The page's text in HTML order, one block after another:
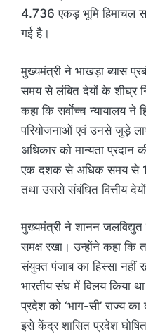
4.736 एकड़ भूमि हिमाचल
गई है।
मुख्यमंत्री ने भाखड़ा ब्यास
समय से लंबित देयों के शीघ्र
कहा कि सर्वाेच्च न्यायालय ने
परियोजनाओं एवं उनसे जुड़े
अधिकार को मान्यता प्रदान
एक दशक से अधिक समय से
तथा उससे संबंधित वित्तीय देयों
मुख्यमंत्री ने शानन जलविद्युत
समक्ष रखा। उन्होंने कहा कि
संयुक्त पंजाब का हिस्सा नहीं
भारतीय संघ में विलय किया
प्रदेश को ‘भाग-सी’ राज्य
इसे केंद्र शासित प्रदेश